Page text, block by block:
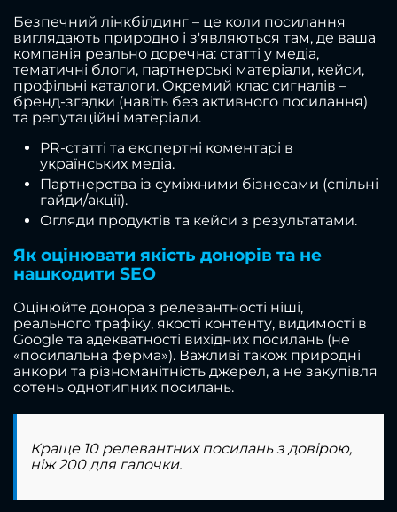
Безпечний лінкбілдинг – це коли посилання
виглядають природно і з'являються там, де ваша
компанія реально доречна: статті у медіа,
тематичні блоги, партнерські матеріали, кейси,
профільні каталоги. Окремий клас сигналів –
бренд-згадки (навіть без активного посилання)
та репутаційні матеріали.
PR-статті та експертні коментарі в
українських медіа.
Партнерства із суміжними бізнесами (спільні
гайди/акції).
Огляди продуктів та кейси з результатами.
Як оцінювати якість донорів та не
нашкодити SEO
Оцінюйте донора з релевантності ніші,
реального трафіку, якості контенту, видимості в
Google та адекватності вихідних посилань (не
«посилальна ферма»). Важливі також природні
анкори та різноманітність джерел, а не закупівля
сотень однотипних посилань.
Краще 10 релевантних посилань з довірою,
ніж 200 для галочки.